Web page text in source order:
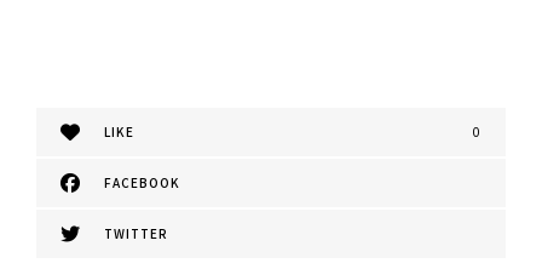
LIKE 0
FACEBOOK
TWITTER